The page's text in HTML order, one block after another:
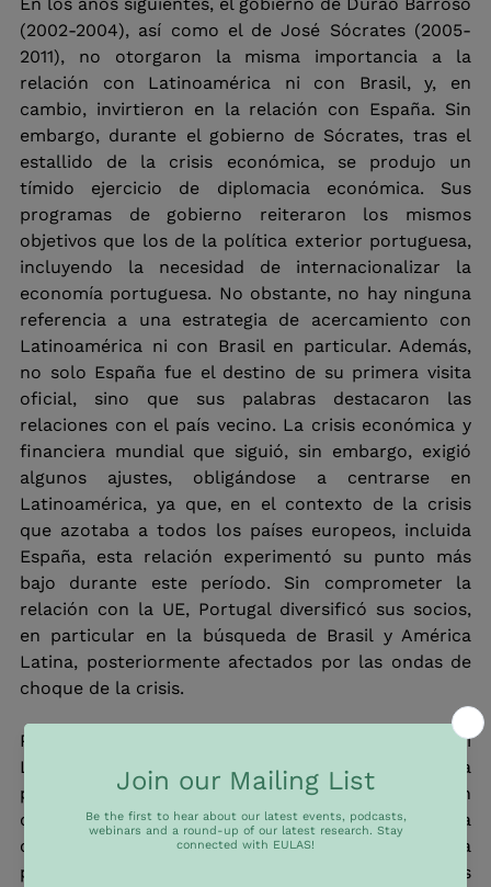
(2002-2004), así como el de José Sócrates (2005-
2011), no otorgaron la misma importancia a la
relación con Latinoamérica ni con Brasil, y, en
cambio, invirtieron en la relación con España. Sin
embargo, durante el gobierno de Sócrates, tras el
estallido de la crisis económica, se produjo un
tímido ejercicio de diplomacia económica. Sus
programas de gobierno reiteraron los mismos
objetivos que los de la política exterior portuguesa,
incluyendo la necesidad de internacionalizar la
economía portuguesa. No obstante, no hay ninguna
referencia a una estrategia de acercamiento con
Latinoamérica ni con Brasil en particular. Además,
no solo España fue el destino de su primera visita
oficial, sino que sus palabras destacaron las
relaciones con el país vecino. La crisis económica y
financiera mundial que siguió, sin embargo, exigió
algunos ajustes, obligándose a centrarse en
Latinoamérica, ya que, en el contexto de la crisis
que azotaba a todos los países europeos, incluida
España, esta relación experimentó su punto más
bajo durante este período. Sin comprometer la
relación con la UE, Portugal diversificó sus socios,
en particular en la búsqueda de Brasil y América
Latina, posteriormente afectados por las ondas de
choque de la crisis.
Para el gobierno de António Costa (2015-2021), ni
Latinoamérica ni Brasil fueron una prioridad. La
política exterior portuguesa ha sido una extensión
de la acción exterior europea, a lo que se sumó la
centralidad de la promoción de la lengua
portuguesa. El declive experimentado por las